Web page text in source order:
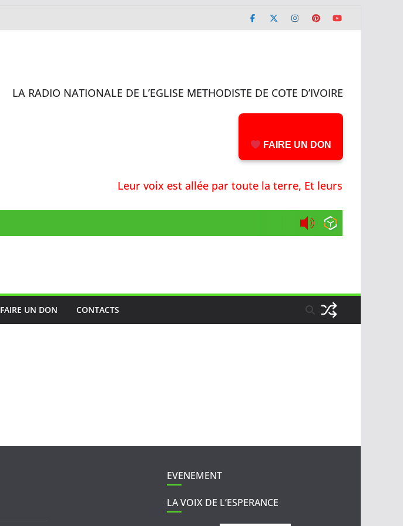
LA RADIO NATIONALE DE L’EGLISE METHODISTE DE COTE D’IVOIRE
FAIRE UN DON
Leur voix est allée par toute la terre, Et leurs paroles
FAIRE UN DON CONTACTS
EVENEMENT
LA VOIX DE L’ESPERANCE